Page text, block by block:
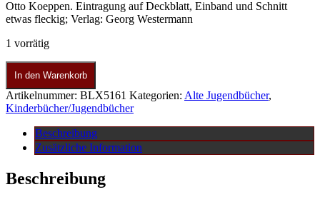
Otto Koeppen. Eintragung auf Deckblatt, Einband und Schnitt
etwas fleckig; Verlag: Georg Westermann
1 vorrätig
In den Warenkorb
Artikelnummer: BLX5161 Kategorien: Alte Jugendbücher,
Kinderbücher/Jugendbücher
Beschreibung
Zusätzliche Information
Beschreibung